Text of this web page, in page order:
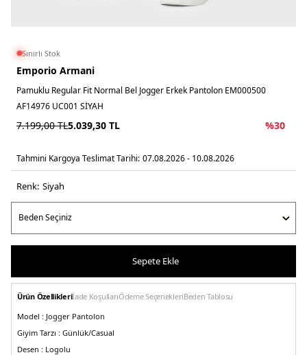
Sınırlı Stok
Emporio Armani
Pamuklu Regular Fit Normal Bel Jogger Erkek Pantolon EM000500
AF14976 UC001 SİYAH
7.199,00TL5.039,30 TL %30
Tahmini Kargoya Teslimat Tarihi: 07.08.2026 - 10.08.2026
Renk: si̇yah
Sepete Ekle
Ürün Özellikleriİade KoşullarıÖdeme SeçenekleriBeden Tablosu
Model : Jogger Pantolon
Giyim Tarzı : Günlük/Casual
Desen : Logolu